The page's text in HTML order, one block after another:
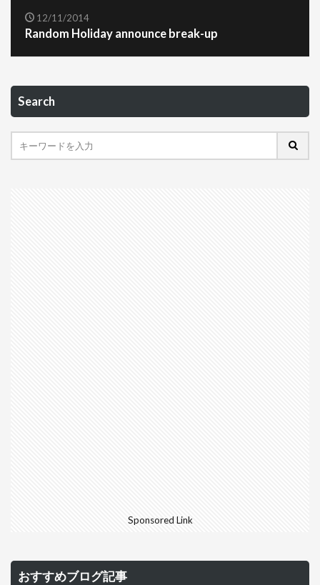
12/11/2014
Random Holiday announce break-up
Search
Sponsored Link
おすすめブログ記事